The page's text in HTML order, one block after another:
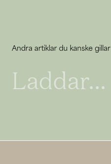
Andra artiklar du kanske gillar
Laddar...